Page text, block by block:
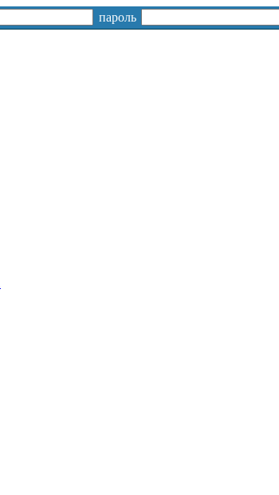
пароль